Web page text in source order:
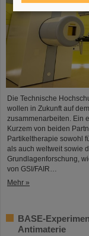
Die Technische
wollen in Zukunft auf
zusammenarbeiten. Ein
Kurzem von beiden
Partikeltherapie sowohl
als auch weltweit sowie
Grundlagenforschung,
von GSI/FAIR…
Mehr »
BASE-
Antimaterie